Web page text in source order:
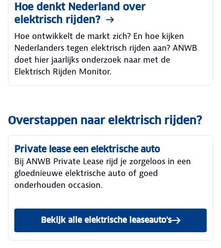
Hoe denkt Nederland over
elektrisch rijden?
Hoe ontwikkelt de markt zich? En hoe kijken
Nederlanders tegen elektrisch rijden aan? ANWB
doet hier jaarlijks onderzoek naar met de
Elektrisch Rijden Monitor.
Overstappen naar elektrisch rijden?
Private lease een elektrische auto
Bij ANWB Private Lease rijd je zorgeloos in een
gloednieuwe elektrische auto of goed
onderhouden occasion.
Bekijk alle elektrische leaseauto's